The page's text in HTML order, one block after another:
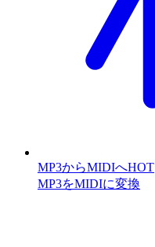
MP3からMIDIへHOT
MP3をMIDIに変換